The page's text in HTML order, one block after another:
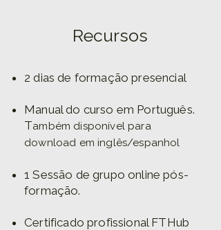
Recursos
2 dias de formação presencial
Manual do curso em Português.
Também disponível para
download em inglês/espanhol
1 Sessão de grupo online pós-
formação.
Certificado profissional FTHub